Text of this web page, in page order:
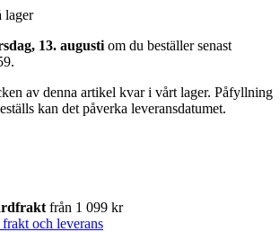
lager
13. augusti om du beställer senast
.
av denna artikel kvar i vårt lager. Påfyllning
kan det påverka leveransdatumet.
från 1 099 kr
och leverans